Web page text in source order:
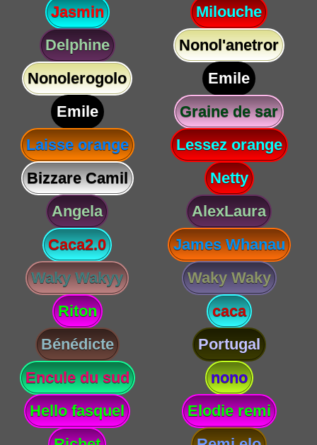
Jasmin
Milouche
Delphine
Nonol'anetror
Nonolerogolo
Emile
Emile
Graine de sar
Laisse orange
Lessez orange
Bizzare Camil
Netty
Angela
AlexLaura
Caca2.0
James Whanau
Waky Wakyy
Waky Waky
Riton
caca
Bénédicte
Portugal
Encule du sud
nono
Hello fasquel
Elodie remi